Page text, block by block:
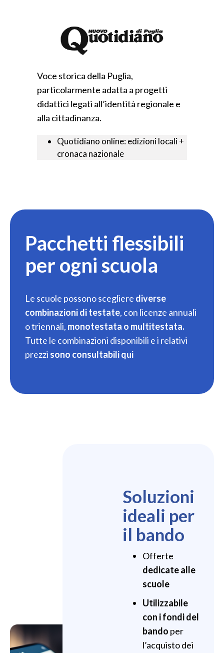
Voce storica della Puglia,
particolarmente adatta a progetti
didattici legati all’identità regionale e
alla cittadinanza.
Quotidiano online: edizioni locali +
cronaca nazionale
Pacchetti flessibili
per ogni scuola
Le scuole possono scegliere diverse
combinazioni di testate, con licenze annuali
o triennali, monotestata o multitestata.
Tutte le combinazioni disponibili e i relativi
prezzi sono consultabili qui
Soluzioni
ideali per
il bando
Offerte
dedicate alle
scuole
Utilizzabile
con i fondi del
bando per
l’acquisto dei